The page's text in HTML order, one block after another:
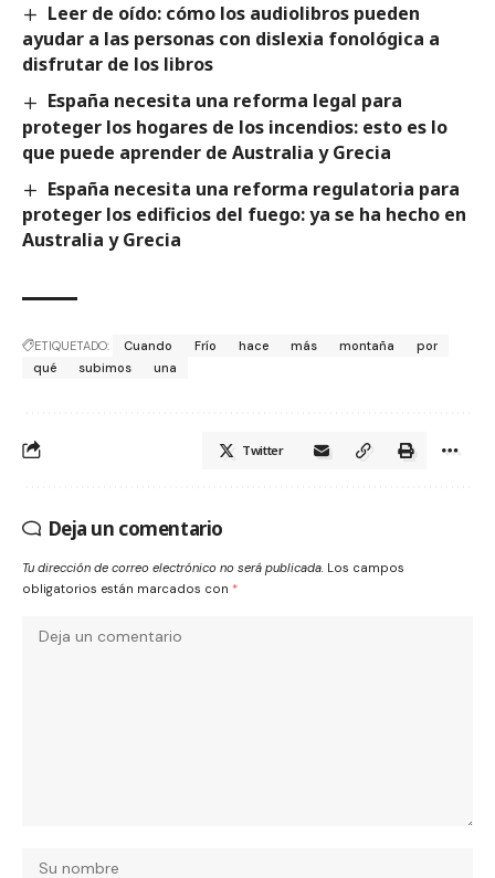
Leer de oído: cómo los audiolibros pueden
ayudar a las personas con dislexia fonológica a
disfrutar de los libros
España necesita una reforma legal para
proteger los hogares de los incendios: esto es lo
que puede aprender de Australia y Grecia
España necesita una reforma regulatoria para
proteger los edificios del fuego: ya se ha hecho en
Australia y Grecia
ETIQUETADO: Cuando Frío hace más montaña
por
qué
subimos una
Twitter
Deja un comentario
Tu dirección de correo electrónico no será publicada. Los campos
obligatorios están marcados con *